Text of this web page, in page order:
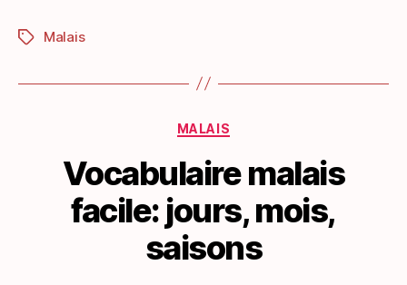
Étiquettes
Malais
Catégories
MALAIS
Vocabulaire malais
facile: jours, mois,
saisons